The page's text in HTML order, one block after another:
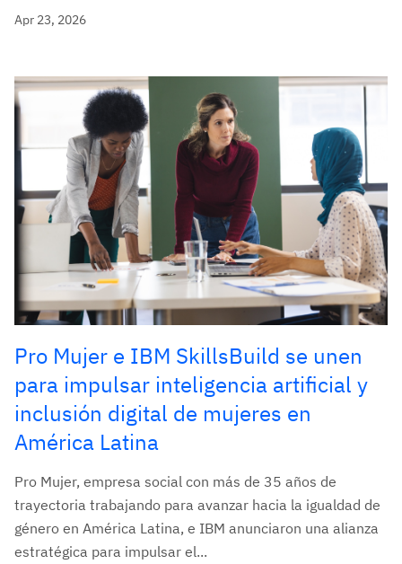
Apr 23, 2026
Pro Mujer e IBM SkillsBuild se unen
para impulsar inteligencia artificial y
inclusión digital de mujeres en
América Latina
Pro Mujer, empresa social con más de 35 años de
trayectoria trabajando para avanzar hacia la igualdad de
género en América Latina, e IBM anunciaron una alianza
estratégica para impulsar el...